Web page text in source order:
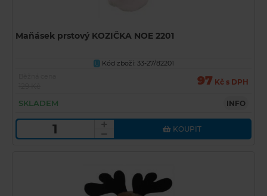
Maňásek prstový KOZIČKA NOE 2201
U Kód zboží: 33-27/82201
97 Kč s DPH
SKLADEM INFO
KOUPIT